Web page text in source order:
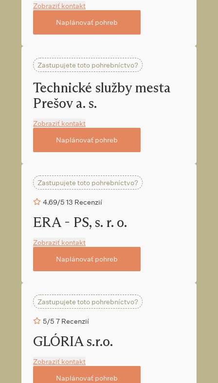
Zobraziť kontakt
Naplánovať pohreb
Zastupujete toto pohrebníctvo?
Technické služby mesta
Prešov a. s.
Zobraziť kontakt
Naplánovať pohreb
Zastupujete toto pohrebníctvo?
4.69/5 13 Recenzií
ERA - PS, s. r. o.
Zobraziť kontakt
Naplánovať pohreb
Zastupujete toto pohrebníctvo?
5/5 7 Recenzií
GLÓRIA s.r.o.
Zobraziť kontakt
Naplánovať pohreb